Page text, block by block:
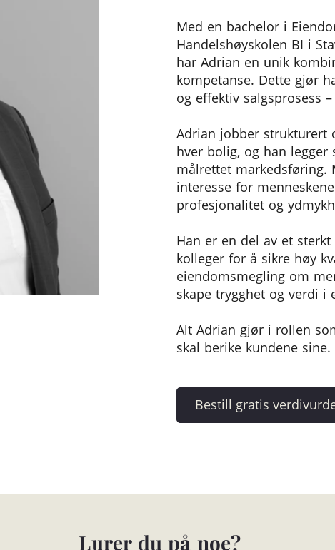
Med en bachelor i
Handelshøyskolen BI i
har Adrian en unik
kompetanse. Dette gjør
og effektiv salgsprosess
Adrian jobber strukturert
hver bolig, og han
målrettet markedsføring.
interesse for
profesjonalitet og
Han er en del av et
kolleger for å sikre høy
eiendomsmegling om
skape trygghet og verdi i
Alt Adrian gjør i rollen
skal berike kundene sine.
Lurer du på noe?